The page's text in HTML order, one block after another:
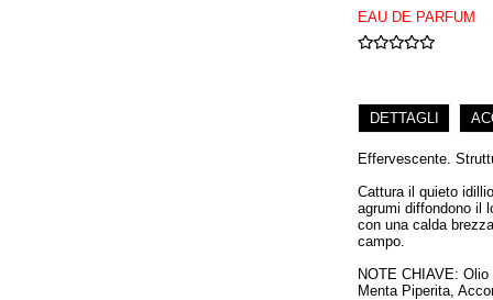
EAU DE PARFUM
DETTAGLI
Effervescente.
Cattura il quieto
agrumi diffondono il
con una calda
campo.
NOTE CHIAVE:
Menta Piperita,